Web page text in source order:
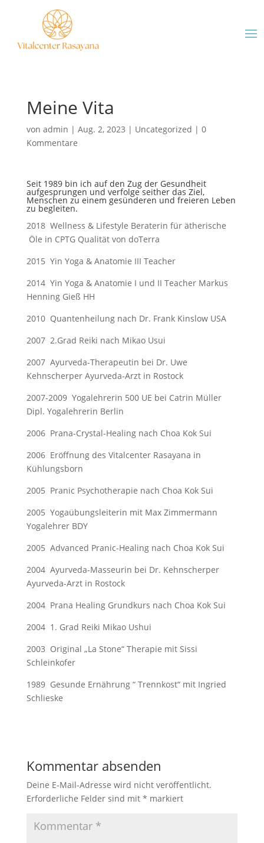
Meine Vita
von admin | Aug. 2, 2023 | Uncategorized | 0
Kommentare
Seit 1989 bin ich auf den Zug der Gesundheit
aufgesprungen und verfolge seither das Ziel,
Menschen zu einem gesünderen und freieren Leben
zu begleiten.
2018 Wellness & Lifestyle Beraterin für ätherische
Öle in CPTG Qualität von doTerra
2015 Yin Yoga & Anatomie III Teacher
2014 Yin Yoga & Anatomie I und II Teacher Markus
Henning Gieß HH
2010 Quantenheilung nach Dr. Frank Kinslow USA
2007 2.Grad Reiki nach Mikao Usui
2007 Ayurveda-Therapeutin bei Dr. Uwe
Kehnscherper Ayurveda-Arzt in Rostock
2007-2009 Yogalehrerin 500 UE bei Catrin Müller
Dipl. Yogalehrerin Berlin
2006 Prana-Crystal-Healing nach Choa Kok Sui
2006 Eröffnung des Vitalcenter Rasayana in
Kühlungsborn
2005 Pranic Psychotherapie nach Choa Kok Sui
2005 Yogaübungsleiterin mit Max Zimmermann
Yogalehrer BDY
2005 Advanced Pranic-Healing nach Choa Kok Sui
2004 Ayurveda-Masseurin bei Dr. Kehnscherper
Ayurveda-Arzt in Rostock
2004 Prana Healing Grundkurs nach Choa Kok Sui
2004 1. Grad Reiki Mikao Ushui
2003 Original „La Stone“ Therapie mit Sissi
Schleinkofer
1989 Gesunde Ernährung “ Trennkost“ mit Ingried
Schlieske
Kommentar absenden
Deine E-Mail-Adresse wird nicht veröffentlicht.
Erforderliche Felder sind mit * markiert